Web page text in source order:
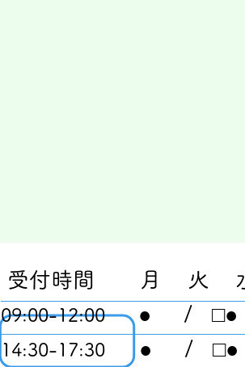
受付時間 月 火
09:00-12:00 ● /
14:30-17:30 ● /